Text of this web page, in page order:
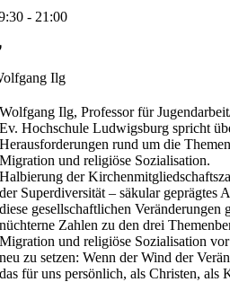
- 21:00
Ilg
Wolfgang Ilg, Professor für
Ev. Hochschule Ludwigsburg spricht
Herausforderungen rund um die
Migration und religiöse Sozialisation.
Halbierung der
der Superdiversität – säkular geprägtes
diese gesellschaftlichen Veränderungen
nüchterne Zahlen zu den drei
Migration und religiöse Sozialisation
neu zu setzen: Wenn der Wind der
das für uns persönlich, als Christen, als